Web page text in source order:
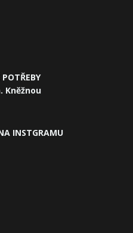
POTŘEBY
Kněžnou
INSTGRAMU